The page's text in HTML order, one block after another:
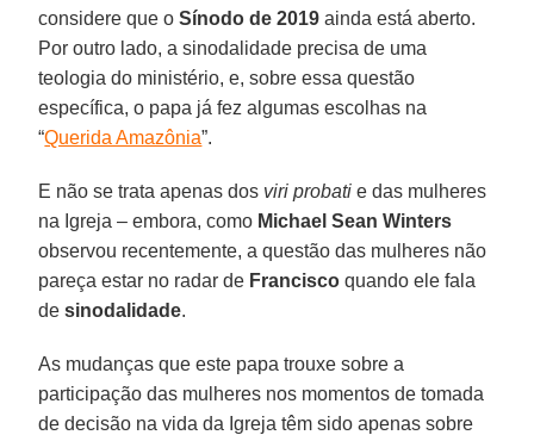
considere que oSínodo de 2019 ainda está aberto.
Por outro lado, a sinodalidade precisa de uma
teologia do ministério, e, sobre essa questão
específica, o papa já fez algumas escolhas na
“Querida Amazônia”.
E não se trata apenas dos viri probati e das mulheres
na Igreja – embora, como Michael Sean Winters
observou recentemente, a questão das mulheres não
pareça estar no radar de Francisco quando ele fala
desinodalidade.
As mudanças que este papa trouxe sobre a
participação das mulheres nos momentos de tomada
de decisão na vida da Igreja têm sido apenas sobre